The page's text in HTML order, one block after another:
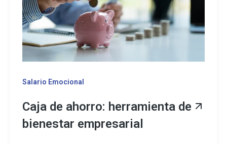
Salario Emocional
Caja de ahorro: herramienta de
bienestar empresarial